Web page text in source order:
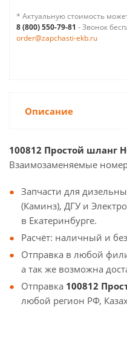
* Актуальную стоимость
8 (800) 550-79-81 - Звонок
order@zapchasti-ekb.ru
Описание
100812 Простой шланг
Взаимозаменяемые
Запчасти для
(Каминз), ДГУ и
в Екатеринбурге.
Расчёт: наличный и
Отправка в любой
а так же возможна
Отправка 100812
любой регион РФ,